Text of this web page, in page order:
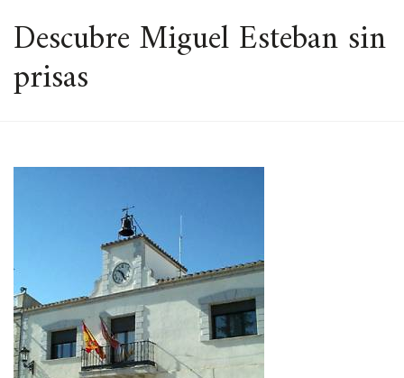
ESPACIO
Descubre Miguel Esteban sin
prisas